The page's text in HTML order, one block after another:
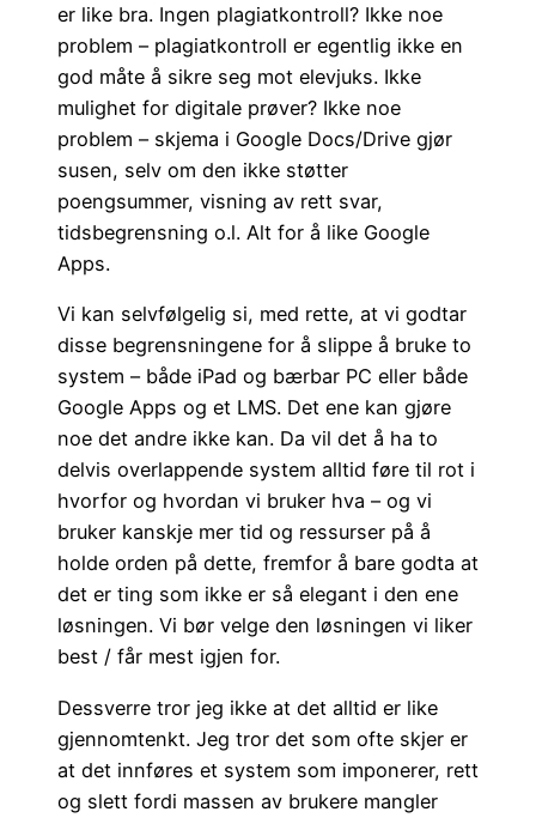
er like bra. Ingen plagiatkontroll? Ikke noe
problem – plagiatkontroll er egentlig ikke en
god måte å sikre seg mot elevjuks. Ikke
mulighet for digitale prøver? Ikke noe
problem – skjema i Google Docs/Drive gjør
susen, selv om den ikke støtter
poengsummer, visning av rett svar,
tidsbegrensning o.l. Alt for å like Google
Apps.
Vi kan selvfølgelig si, med rette, at vi godtar
disse begrensningene for å slippe å bruke to
system – både iPad og bærbar PC eller både
Google Apps og et LMS. Det ene kan gjøre
noe det andre ikke kan. Da vil det å ha to
delvis overlappende system alltid føre til rot i
hvorfor og hvordan vi bruker hva – og vi
bruker kanskje mer tid og ressurser på å
holde orden på dette, fremfor å bare godta at
det er ting som ikke er så elegant i den ene
løsningen. Vi bør velge den løsningen vi liker
best / får mest igjen for.
Dessverre tror jeg ikke at det alltid er like
gjennomtenkt. Jeg tror det som ofte skjer er
at det innføres et system som imponerer, rett
og slett fordi massen av brukere mangler